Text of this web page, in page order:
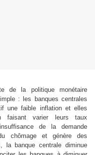
de la politique monétaire
: les banques centrales
une faible inflation et elles
faisant varier leurs taux
de la demande
chômage et génère des
la banque centrale diminue